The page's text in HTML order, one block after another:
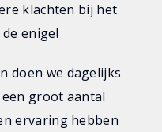
klachten bij het
enige!
doen we dagelijks
groot aantal
ervaring hebben